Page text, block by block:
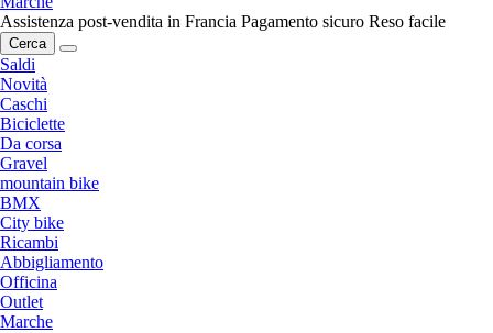
Assistenza post-vendita in Francia Pagamento sicuro Reso facile
Cerca
Saldi
Novità
Caschi
Biciclette
Da corsa
Gravel
mountain bike
BMX
City bike
Ricambi
Abbigliamento
Officina
Outlet
Marche